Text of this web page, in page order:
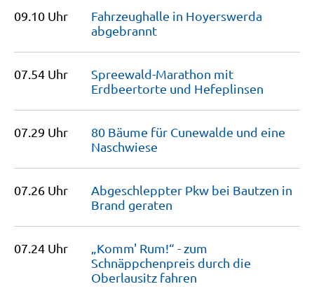
09.10 Uhr
Fahrzeughalle in Hoyerswerda
abgebrannt
07.54 Uhr
Spreewald-Marathon mit
Erdbeertorte und Hefeplinsen
07.29 Uhr
80 Bäume für Cunewalde und eine
Naschwiese
07.26 Uhr
Abgeschleppter Pkw bei Bautzen in
Brand geraten
07.24 Uhr
„Komm' Rum!“ - zum
Schnäppchenpreis durch die
Oberlausitz fahren